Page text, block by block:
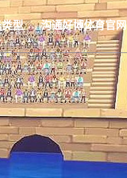
型 沟通好博体育官网